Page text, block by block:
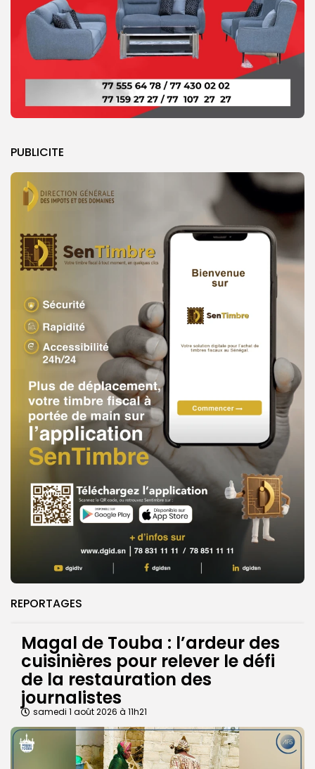
PUBLICITE
REPORTAGES
Magal de Touba : l’ardeur des
cuisinières pour relever le défi
de la restauration des
journalistes
samedi 1 août 2026 à 11h21